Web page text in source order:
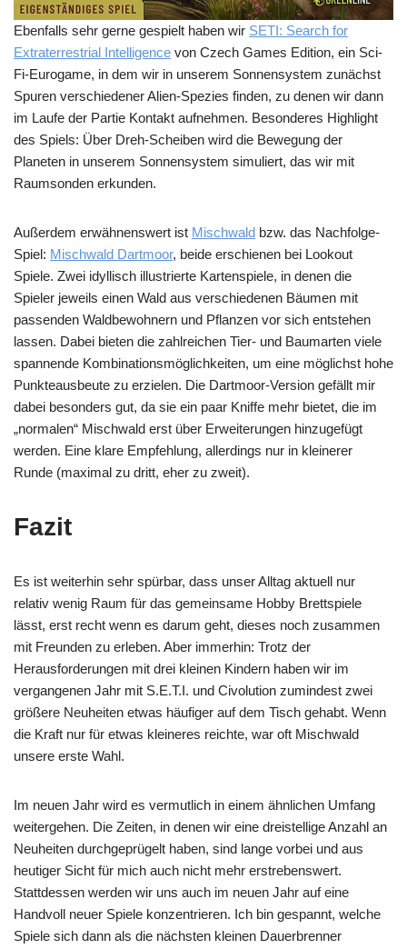
Ebenfalls sehr gerne gespielt haben wir SETI: Search for
Extraterrestrial Intelligence von Czech Games Edition, ein Sci-
Fi-Eurogame, in dem wir in unserem Sonnensystem zunächst
Spuren verschiedener Alien-Spezies finden, zu denen wir dann
im Laufe der Partie Kontakt aufnehmen. Besonderes Highlight
des Spiels: Über Dreh-Scheiben wird die Bewegung der
Planeten in unserem Sonnensystem simuliert, das wir mit
Raumsonden erkunden.
Außerdem erwähnenswert ist Mischwald bzw. das Nachfolge-
Spiel: Mischwald Dartmoor, beide erschienen bei Lookout
Spiele. Zwei idyllisch illustrierte Kartenspiele, in denen die
Spieler jeweils einen Wald aus verschiedenen Bäumen mit
passenden Waldbewohnern und Pflanzen vor sich entstehen
lassen. Dabei bieten die zahlreichen Tier- und Baumarten viele
spannende Kombinationsmöglichkeiten, um eine möglichst hohe
Punkteausbeute zu erzielen. Die Dartmoor-Version gefällt mir
dabei besonders gut, da sie ein paar Kniffe mehr bietet, die im
„normalen“ Mischwald erst über Erweiterungen hinzugefügt
werden. Eine klare Empfehlung, allerdings nur in kleinerer
Runde (maximal zu dritt, eher zu zweit).
Fazit
Es ist weiterhin sehr spürbar, dass unser Alltag aktuell nur
relativ wenig Raum für das gemeinsame Hobby Brettspiele
lässt, erst recht wenn es darum geht, dieses noch zusammen
mit Freunden zu erleben. Aber immerhin: Trotz der
Herausforderungen mit drei kleinen Kindern haben wir im
vergangenen Jahr mit S.E.T.I. und Civolution zumindest zwei
größere Neuheiten etwas häufiger auf dem Tisch gehabt. Wenn
die Kraft nur für etwas kleineres reichte, war oft Mischwald
unsere erste Wahl.
Im neuen Jahr wird es vermutlich in einem ähnlichen Umfang
weitergehen. Die Zeiten, in denen wir eine dreistellige Anzahl an
Neuheiten durchgeprügelt haben, sind lange vorbei und aus
heutiger Sicht für mich auch nicht mehr erstrebenswert.
Stattdessen werden wir uns auch im neuen Jahr auf eine
Handvoll neuer Spiele konzentrieren. Ich bin gespannt, welche
Spiele sich dann als die nächsten kleinen Dauerbrenner